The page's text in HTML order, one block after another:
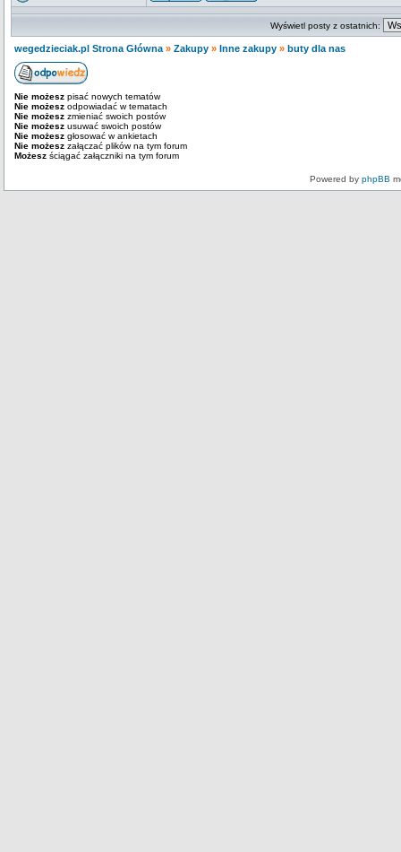
Wyświetl posty z ostatnich:
wegedzieciak.pl Strona Główna » Zakupy » Inne zakupy » buty dla nas
Nie możesz pisać nowych tematów
Nie możesz odpowiadać w tematach
Nie możesz zmieniać swoich postów
Nie możesz usuwać swoich postów
Nie możesz głosować w ankietach
Nie możesz załączać plików na tym forum
Możesz ściągać załączniki na tym forum
Powered by phpBB